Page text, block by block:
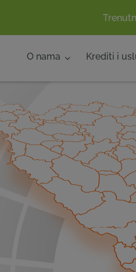
O nama Krediti i